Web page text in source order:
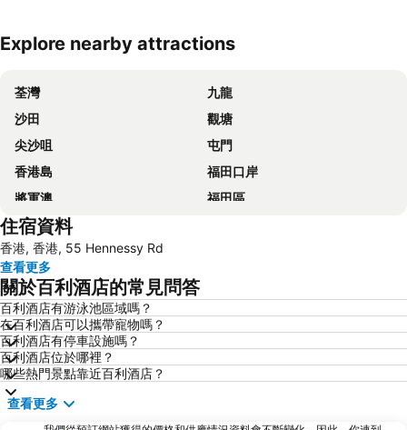
展開地圖
Explore nearby attractions
荃灣
九龍
沙田
觀塘
尖沙咀
屯門
香港島
福田口岸
將軍澳
福田區
Mong Kok Metro Station
南山區
元朗
天水圍
Wan Chai Metro Station
海洋公園
深水埗區
黃金海岸
新界
羅湖口岸
羅湖
住宿資料
香港, 香港, 55 Hennessy Rd
查看更多
關於百利酒店的常見問答
百利酒店有游泳池區域嗎？
在百利酒店可以攜帶寵物嗎？
百利酒店有停車設施嗎？
百利酒店位於哪裡？
哪些熱門景點靠近百利酒店？
查看更多